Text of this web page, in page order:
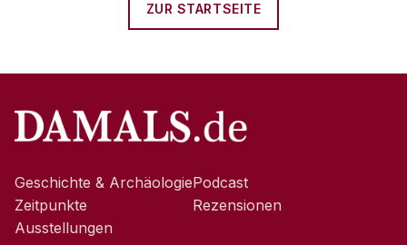
ZUR STARTSEITE
Geschichte & Archäologie
Zeitpunkte
Ausstellungen
Podcast
Rezensionen